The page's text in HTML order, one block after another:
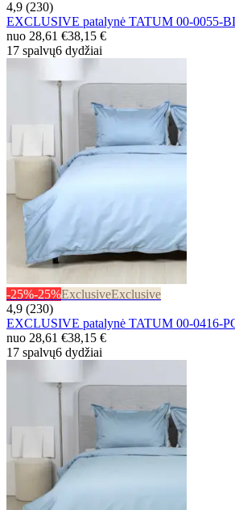
4,9 (230)
EXCLUSIVE patalynė TATUM 00-0055-
nuo 28,61 €38,15 €
17 spalvų6 dydžiai
-25%-25%ExclusiveExclusive
4,9 (230)
EXCLUSIVE patalynė TATUM 00-0416-
nuo 28,61 €38,15 €
17 spalvų6 dydžiai